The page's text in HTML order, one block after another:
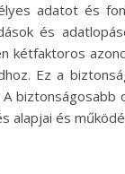
adatot és
és
kétfaktoros
Ez a
alapjai és